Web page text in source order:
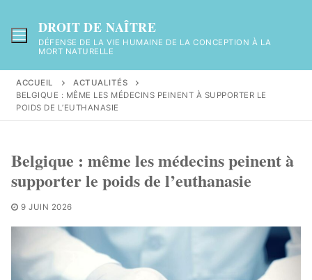
au
contenu
DROIT DE NAÎTRE
DÉFENSE DE LA VIE HUMAINE DE LA CONCEPTION À LA
MORT NATURELLE
ACCUEIL
ACTUALITÉS
BELGIQUE : MÊME LES MÉDECINS PEINENT À SUPPORTER LE
POIDS DE L’EUTHANASIE
Belgique : même les médecins peinent à
supporter le poids de l’euthanasie
9 JUIN 2026